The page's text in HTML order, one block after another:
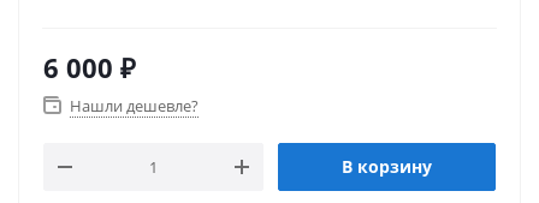
6 000 ₽
Нашли дешевле?
В корзину